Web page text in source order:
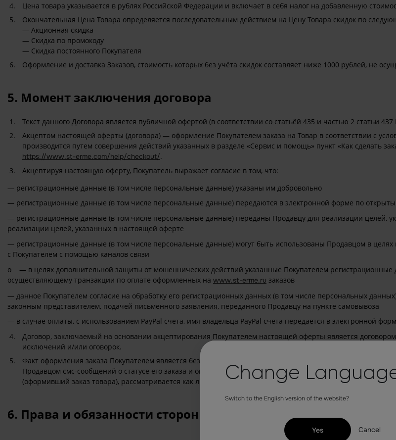
Цена товара указывается в рублях Российской Федерации и включает в себя налог на добавленную
Окончательная Цена Товара определяется последовательным действием на Цену Товара скидок по
— Акционная скидка
— Скидка по промокоду
— Скидка постоянного Покупателя
Оформление и доставка Заказов, стоимость которых без учёта скидок составляет ниже 1000 рублей, не
5. Момент заключения договора
Текст данного Договора является публичной офертой (в соответствии со статьёй 435 и частью 2 статьи
Акцептом настоящей оферты (договора) — оформление Покупателем заказа на Товар в соответствии с
производится путем совершения действий указанных в разделе «Сервис и помощь» пункт «Как сделать
https://www.st-erme.com/help/checkout/.
Акцептируя настоящую оферту, Покупатель выражает согласие в том, что:
— регистрационные данные (в том числе персональные данные) указаны им добровольно
— регистрационные данные (в том числе персональные данные) передаются в электронной форме по
— регистрационные данные (в том числе персональные данные) переданы Продавцу для реализации целей,
реализации целей, указанных в настоящей оферте
— регистрационные данные (в том числе персональные данные) могут быть использованы Продавцом в целях
с Покупателем с помощью каналов связи
o — в целях дополнительной защиты от мошеннических действий указанные Покупателем
осуществляющему транзакции по оплате оформленных на www.st-erme.ru заказов
— данное Покупателем согласие на обработку его регистрационных данных (в том числе персональных
законным представителем, подачей письменного заявления, переданного Продавцу на пункте самовывоза
— в случае оплаты, с использованием PayPal счета, имя владельца PayPal счета передается в электронной
Договор, заключаемый на основании акцептирования Покупателем настоящей оферты является
исключений и/или оговорок.
Факт оформления заказа Покупателем является безоговорочным фактом принятия Покупателем условий
Продавцом смс-сообщений о статусе его заказа и опросов для улучшения качества обслуживания
(оформивший заказ товара), рассматривается как лицо, вступившее с продавцом в отношения на условиях
6. Права и обязанности сторон
Change
Switch to the English version of the website?
Yes Cancel